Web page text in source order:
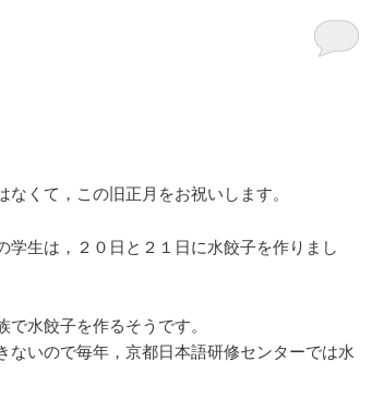
くて，この旧正月をお祝いします。
学生は，２０日と２１日に水餃子を作りまし
水餃子を作るそうです。
いので毎年，京都日本語研修センターでは水